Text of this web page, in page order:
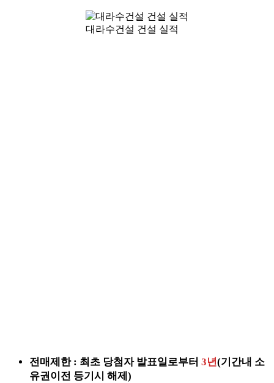
대라수건설 건설 실적
전매제한 : 최초 당첨자 발표일로부터 3년 (기간내 소
유권이전 등기시 해제)